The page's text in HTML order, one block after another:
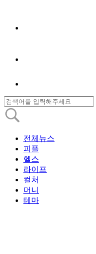
전체뉴스
피플
헬스
라이프
컬처
머니
테마